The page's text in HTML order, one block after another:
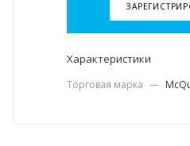
Характеристики
Торговая марка —